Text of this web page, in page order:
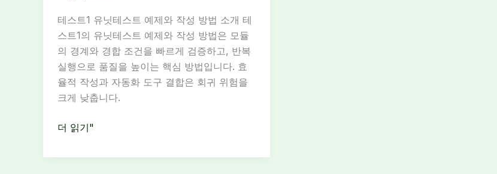
테스트1 유닛테스트 예제와 작성 방법 소개 테
스트1의 유닛테스트 예제와 작성 방법은 모듈
의 경계와 경합 조건을 빠르게 검증하고, 반복
실행으로 품질을 높이는 핵심 방법입니다. 효
율적 작성과 자동화 도구 결합은 회귀 위험을
크게 낮춥니다.
테
트
더 읽기"